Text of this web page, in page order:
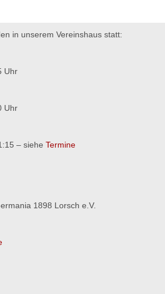
in unserem Vereinshaus statt:
Uhr
Uhr
– siehe Termine
1898 Lorsch e.V.